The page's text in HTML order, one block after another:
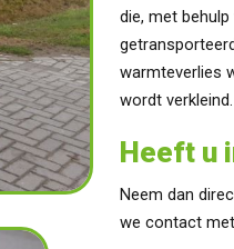
die, met
warmteverlies
wordt verkleind.
Heeft u
Neem dan
we contact